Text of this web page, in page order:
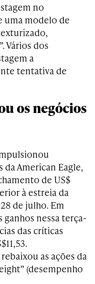
no
uma modelo de
Vários dos
a
tentativa de
os negócios
American Eagle,
de US$
à estreia da
de julho. Em
ganhos nessa terça-
das críticas
as ações da
(desempenho